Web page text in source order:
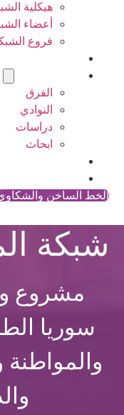
هيكلية
أعضاء
فروع
الفرق
النوادي
دراسات
ابحاث
الخط الساخن
شبكة
مشروع
سوريا
والمواطنة